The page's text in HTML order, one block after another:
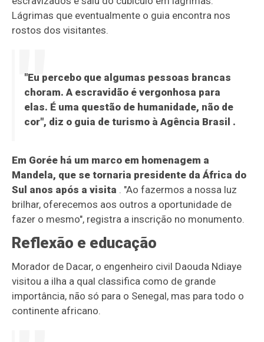
Lágrimas que eventualmente o guia encontra nos
rostos dos visitantes.
"Eu percebo que algumas pessoas brancas
choram. A escravidão é vergonhosa para
elas. É uma questão de humanidade, não de
cor", diz o guia de turismo à Agência Brasil .
Em Gorée há um marco em homenagem a
Mandela, que se tornaria presidente da África do
Sul anos após a visita . "Ao fazermos a nossa luz
brilhar, oferecemos aos outros a oportunidade de
fazer o mesmo", registra a inscrição no monumento.
Reflexão e educação
Morador de Dacar, o engenheiro civil Daouda Ndiaye
visitou a ilha a qual classifica como de grande
importância, não só para o Senegal, mas para todo o
continente africano.